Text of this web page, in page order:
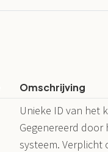
Omschrijving
Unieke ID van het
Gegenereerd door
systeem. Verplicht